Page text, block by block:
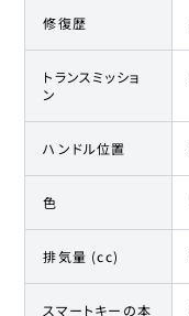
修復歴
トランスミッショ
ン
ハンドル位置
色
排気量 (cc)
スマートキーの本